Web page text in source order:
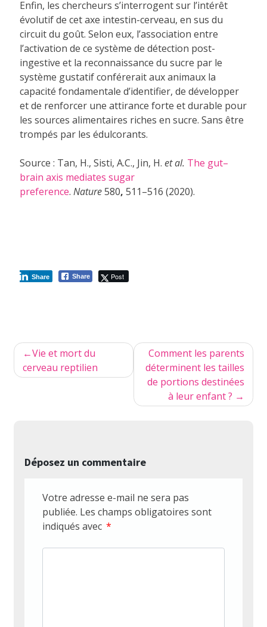
Enfin, les chercheurs s’interrogent sur l’intérêt
évolutif de cet axe intestin-cerveau, en sus du
circuit du goût. Selon eux, l’association entre
l’activation de ce système de détection post-
ingestive et la reconnaissance du sucre par le
système gustatif conférerait aux animaux la
capacité fondamentale d’identifier, de développer
et de renforcer une attirance forte et durable pour
les sources alimentaires riches en sucre. Sans être
trompés par les édulcorants.
Source : Tan, H., Sisti, A.C., Jin, H.et al. The gut–
brain axis mediates sugar
preference.Nature580,511–516 (2020).
Share Post
Share
Navigation
de
Vie et mort du
cerveau reptilien
Comment les parents
déterminent les tailles
de portions destinées
à leur enfant ?
Déposez un commentaire
Votre adresse e-mail ne sera pas
publiée. Les champs obligatoires sont
indiqués avec *